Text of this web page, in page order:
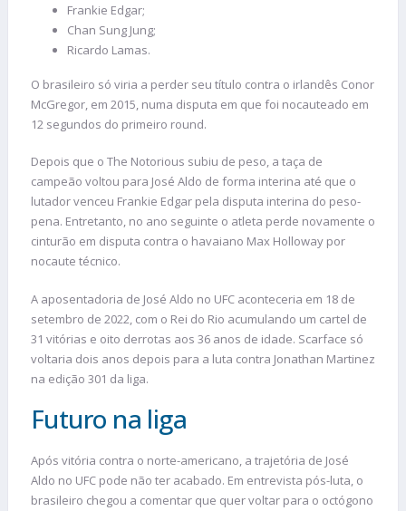
Frankie Edgar;
Chan Sung Jung;
Ricardo Lamas.
O brasileiro só viria a perder seu título contra o irlandês Conor
McGregor, em 2015, numa disputa em que foi nocauteado em
12 segundos do primeiro round.
Depois que o The Notorious subiu de peso, a taça de
campeão voltou para José Aldo de forma interina até que o
lutador venceu Frankie Edgar pela disputa interina do peso-
pena. Entretanto, no ano seguinte o atleta perde novamente o
cinturão em disputa contra o havaiano Max Holloway por
nocaute técnico.
A aposentadoria de José Aldo no UFC aconteceria em 18 de
setembro de 2022, com o Rei do Rio acumulando um cartel de
31 vitórias e oito derrotas aos 36 anos de idade. Scarface só
voltaria dois anos depois para a luta contra Jonathan Martinez
na edição 301 da liga.
Futuro na liga
Após vitória contra o norte-americano, a trajetória de José
Aldo no UFC pode não ter acabado. Em entrevista pós-luta, o
brasileiro chegou a comentar que quer voltar para o octógono